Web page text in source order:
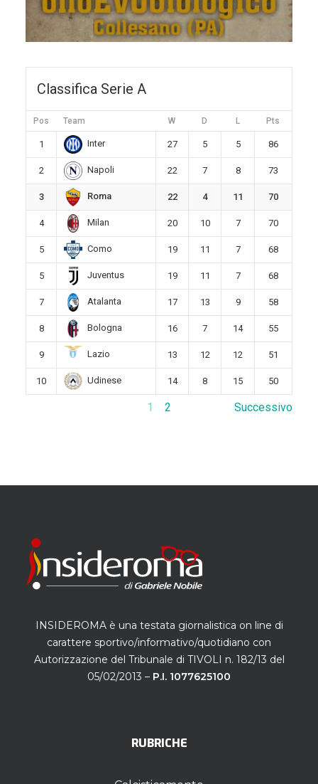
Classifica Serie A
Pos Team W D L Pts
1 Inter 27 5 5 86
2 Napoli 22 7 8 73
3 Roma 22 4 11 70
4 Milan 20 10 7 70
5 Como 19 11 7 68
5 Juventus 19 11 7 68
7 Atalanta 17 13 9 58
8 Bologna 16 7 14 55
9 Lazio 13 12 12 51
10 Udinese 14 8 15 50
1 2 Successivo
INSIDEROMA è una testata giornalistica on line di
carattere sportivo/informativo/quotidiano con
Autorizzazione del Tribunale di TIVOLI n. 182/13 del
05/02/2013 – P.I. 1077625100
RUBRICHE